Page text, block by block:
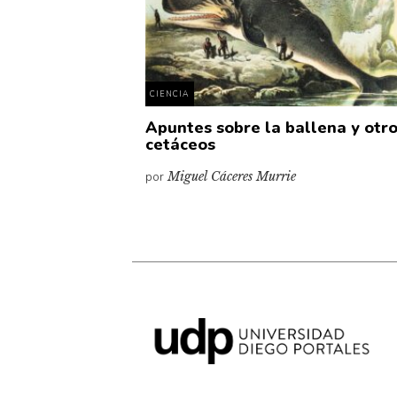
CIENCIA
Apuntes sobre la ballena y
cetáceos
porMiguel Cáceres Murrie